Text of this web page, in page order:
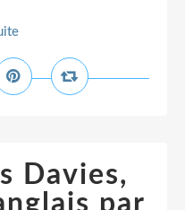
Davies,
par